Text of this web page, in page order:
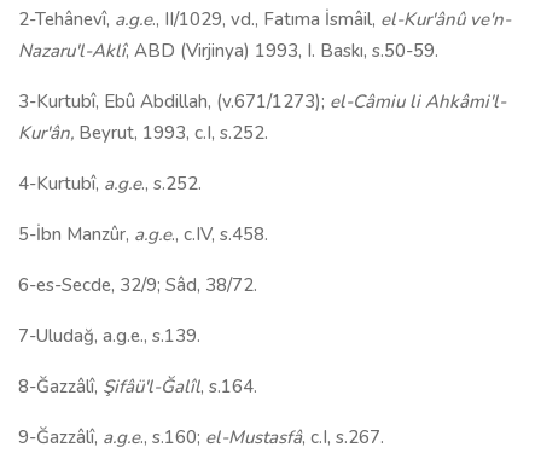
2-Tehânevî, a.g.e., II/1029, vd., Fatıma İsmâil, el-Kur'ânû ve'n-
Nazaru'l-Aklî, ABD (Virjinya) 1993, I. Baskı, s.50-59.
3-Kurtubî, Ebû Abdillah, (v.671/1273); el-Câmiu li Ahkâmi'l-
Kur'ân, Beyrut, 1993, c.I, s.252.
4-Kurtubî, a.g.e., s.252.
5-İbn Manzûr, a.g.e., c.IV, s.458.
6-es-Secde, 32/9; Sâd, 38/72.
7-Uludağ, a.g.e., s.139.
8-Ğazzâlî, Şifâü'l-Ğalîl, s.164.
9-Ğazzâlî, a.g.e., s.160; el-Mustasfâ, c.I, s.267.